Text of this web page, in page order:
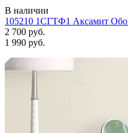
В наличии
105210 1СГТФ1 Аксамит
2 700 руб.
1 990 руб.